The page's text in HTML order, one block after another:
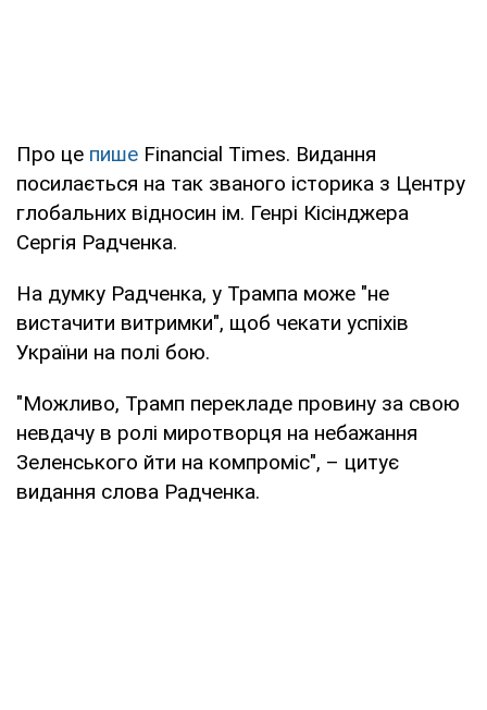
Про це пише Financial Times. Видання
посилається на так званого історика з Центру
глобальних відносин ім. Генрі Кісінджера
Сергія Радченка.
На думку Радченка, у Трампа може "не
вистачити витримки", щоб чекати успіхів
України на полі бою.
"Можливо, Трамп перекладе провину за свою
невдачу в ролі миротворця на небажання
Зеленського йти на компроміс", – цитує
видання слова Радченка.